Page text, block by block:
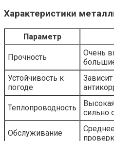
Характеристики
Параметр
Прочность
Очень
Устойчивость к
погоде
Теплопроводность
сильно
Обслуживание